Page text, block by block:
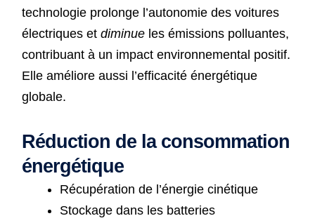
technologie prolonge l’autonomie des voitures
électriques et diminueles émissions polluantes,
contribuant à un impact environnemental positif.
Elle améliore aussi l’efficacité énergétique
globale.
Réduction de la consommation
énergétique
Récupération de l’énergie cinétique
Stockage dans les batteries